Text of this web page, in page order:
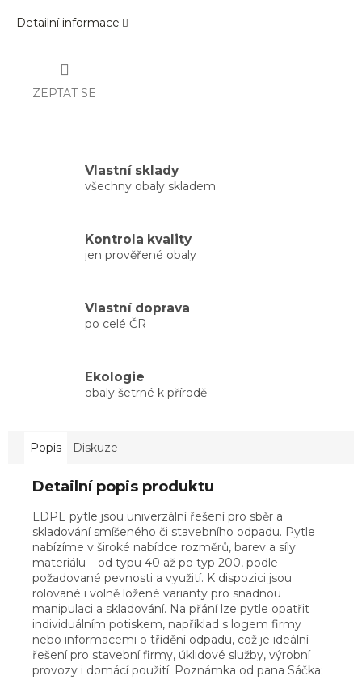
Detailní informace
ZEPTAT SE
Vlastní sklady
všechny obaly skladem
Kontrola kvality
jen prověřené obaly
Vlastní doprava
po celé ČR
Ekologie
obaly šetrné k přírodě
Popis Diskuze
Detailní popis produktu
LDPE pytle jsou univerzální řešení pro sběr a
skladování smíšeného či stavebního odpadu. Pytle
nabízíme v široké nabídce rozměrů, barev a síly
materiálu – od typu 40 až po typ 200, podle
požadované pevnosti a využití. K dispozici jsou
rolované i volně ložené varianty pro snadnou
manipulaci a skladování. Na přání lze pytle opatřit
individuálním potiskem, například s logem firmy
nebo informacemi o třídění odpadu, což je ideální
řešení pro stavební firmy, úklidové služby, výrobní
provozy i domácí použití. Poznámka od pana Sáčka: